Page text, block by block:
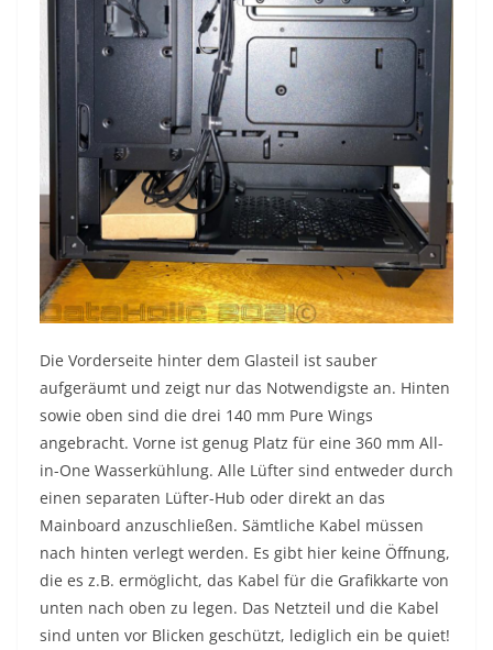
Die Vorderseite hinter dem Glasteil ist sauber
aufgeräumt und zeigt nur das Notwendigste an. Hinten
sowie oben sind die drei 140 mm Pure Wings
angebracht. Vorne ist genug Platz für eine 360 mm All-
in-One Wasserkühlung. Alle Lüfter sind entweder durch
einen separaten Lüfter-Hub oder direkt an das
Mainboard anzuschließen. Sämtliche Kabel müssen
nach hinten verlegt werden. Es gibt hier keine Öffnung,
die es z.B. ermöglicht, das Kabel für die Grafikkarte von
unten nach oben zu legen. Das Netzteil und die Kabel
sind unten vor Blicken geschützt, lediglich ein be quiet!